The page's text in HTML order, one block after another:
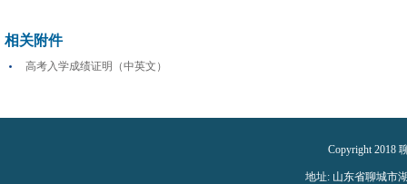
相关附件
高考入学成绩证明（中英文）
Copyright 2018
地址: 山东省聊城市